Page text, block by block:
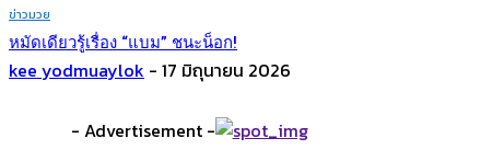
ข่าวมวย
หมัดเดียวรู้เรื่อง​ “แบม” ชนะน็อก!
kee yodmuaylok - 17 มิถุนายน 2026
- Advertisement -